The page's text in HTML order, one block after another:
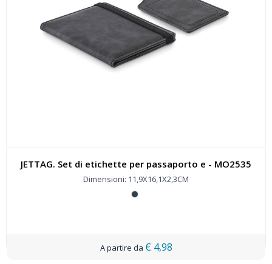
JETTAG. Set di etichette per passaporto e - MO2535
Dimensioni: 11,9X16,1X2,3CM
€ 4,98